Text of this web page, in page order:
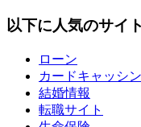
以下に人気のサイ
ローン
カードキャッシ
結婚情報
転職サイト